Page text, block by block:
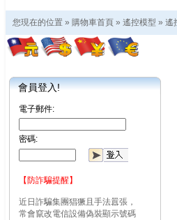
您現在的位置 » 購物車首頁 » 遙控模型 » 遙
會員登入!
電子郵件:
密碼:
【防詐騙提醒】
近日詐騙集團猖獗且手法囂張，
常會竄改電信設備偽裝顯示號碼